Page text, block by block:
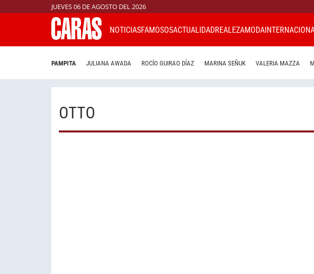
JUEVES 06 DE AGOSTO DEL 2026
NOTICIASFAMOSOSACTUALIDADREALEZAMODA
PAMPITA JULIANA AWADA ROCÍO GUIRAO DÍAZ MARINA SEÑUK VALERIA MAZZA
OTTO